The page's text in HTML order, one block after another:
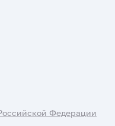
Федерации